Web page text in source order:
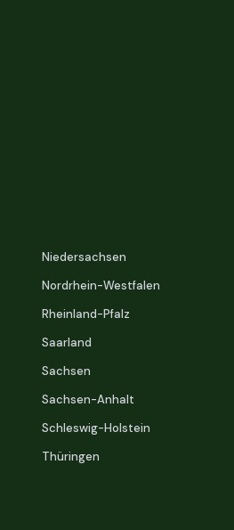
Niedersachsen
Nordrhein-Westfalen
Rheinland-Pfalz
Saarland
Sachsen
Sachsen-Anhalt
Schleswig-Holstein
Thüringen